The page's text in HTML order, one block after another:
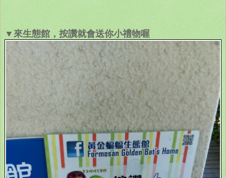
▼來生態館，按讚就會送你小禮物喔